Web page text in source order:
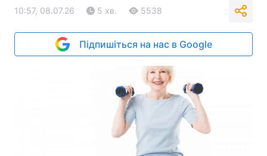
10:57, 08.07.26 5 хв. 5538
Підпишіться на нас в Google